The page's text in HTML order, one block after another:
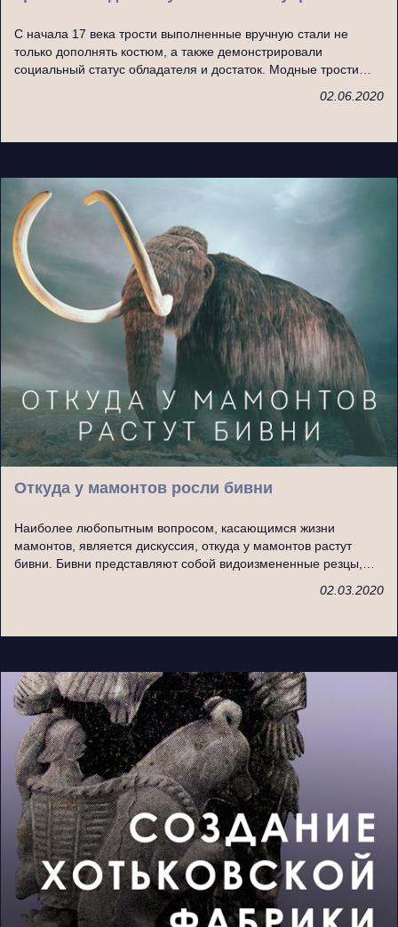
С начала 17 века трости выполненные вручную стали не
только дополнять костюм, а также демонстрировали
социальный статус обладателя и достаток. Модные трости…
02.06.2020
Откуда у мамонтов росли бивни
Наиболее любопытным вопросом, касающимся жизни
мамонтов, является дискуссия, откуда у мамонтов растут
бивни. Бивни представляют собой видоизмененные резцы,…
02.03.2020